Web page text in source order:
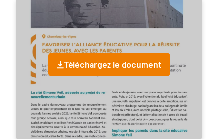
Téléchargez le document